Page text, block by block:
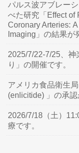
パルス波アブレー
べた研究「Effect of
Coronary Arteries:
Imaging」の結果が
2025/7/22-7/25、
り」の開催です。
アメリカ食品衛生
(enlicitide) 」の承認
2026/7/18（土）
療です。